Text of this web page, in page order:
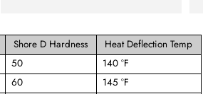
Shore D Hardness
Heat Deflection Temp
50
140 °F
60
145 °F